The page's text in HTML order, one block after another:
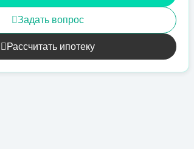
Задать вопрос
Рассчитать ипотеку